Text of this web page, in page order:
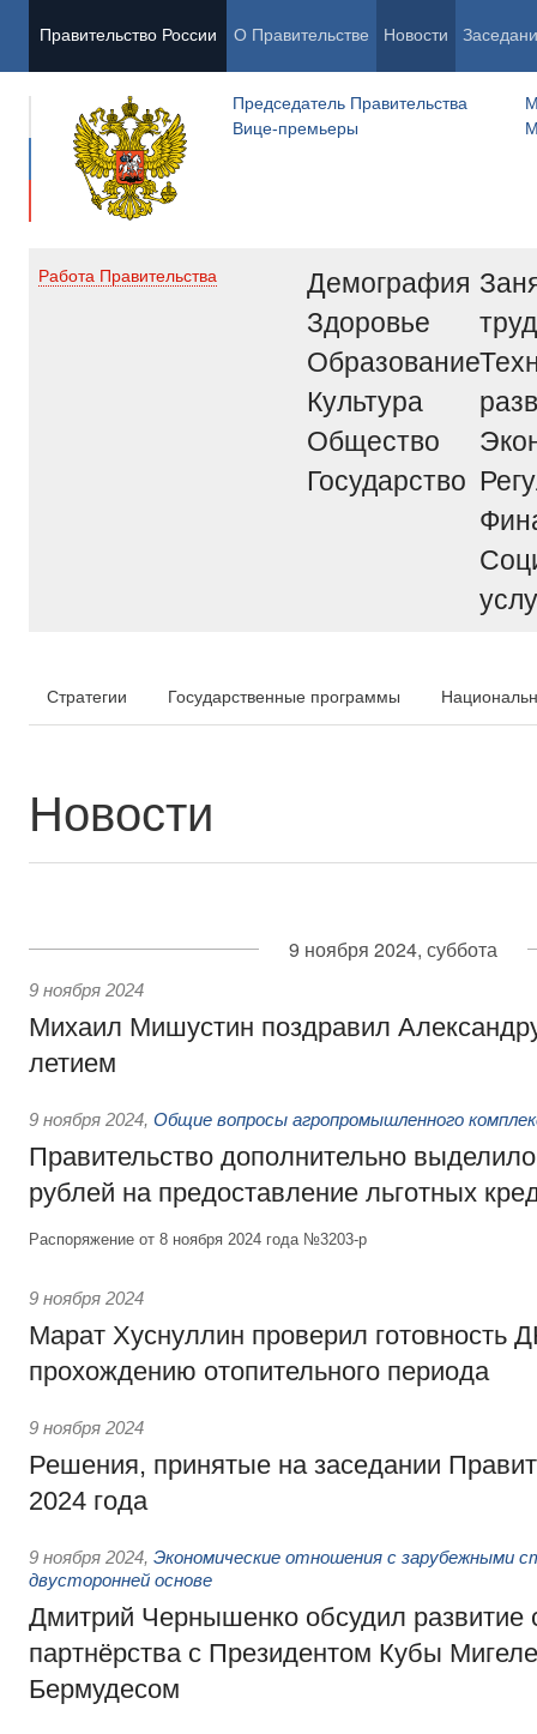
Правительство России О Правительстве Новости
Председатель Правительства
Вице-премьеры
Работа Правительства
Демография
Здоровье
Образование
Культура
Общество
Государство
труд
Стратегии Государственные программы
Новости
9 ноября 2024, суббота
9 ноября 2024
Михаил Мишустин поздравил
летием
9 ноября 2024, Общие вопросы агропромышленного
Правительство дополнительно
рублей на предоставление льготных
Распоряжение от 8 ноября 2024 года №3203-р
9 ноября 2024
Марат Хуснуллин проверил готовность
прохождению отопительного периода
9 ноября 2024
Решения, принятые на заседании
2024 года
9 ноября 2024, Экономические отношения с зарубежными
двусторонней основе
Дмитрий Чернышенко обсудил развитие
партнёрства с Президентом Кубы
Бермудесом